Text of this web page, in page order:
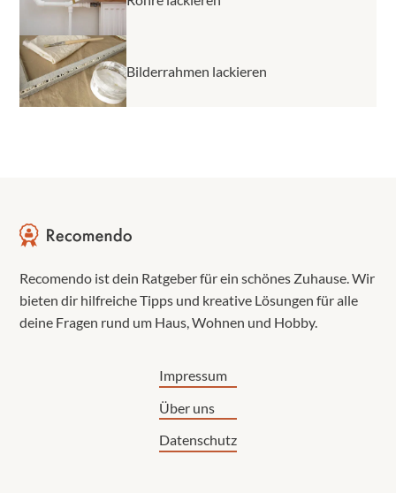
Bilderrahmen lackieren
Recomendo ist dein Ratgeber für ein schönes Zuhause. Wir
bieten dir hilfreiche Tipps und kreative Lösungen für alle
deine Fragen rund um Haus, Wohnen und Hobby.
Impressum
Über uns
Datenschutz